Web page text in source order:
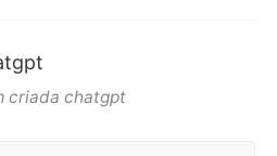
criada chatgpt